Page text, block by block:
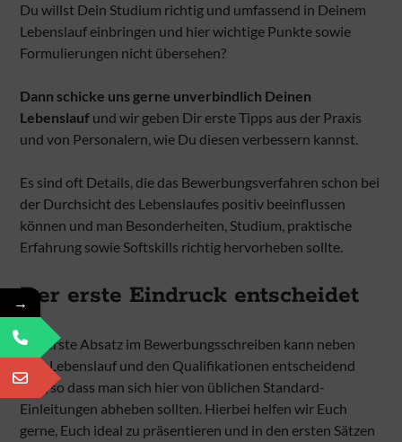
Du willst Dein Studium richtig und umfassend in Deinem
Lebenslauf einbringen und hier wichtige Punkte sowie
Formulierungen nicht übersehen?
Dann schicke uns gerne unverbindlich Deinen
Lebenslauf und wir geben Dir erste Tipps aus der Praxis
und von Personalern, wie Du diesen verbessern kannst.
Es sind oft Details, die das Bewerbungsverfahren schon bei
der Durchsicht des Lebenslaufes positiv beeinflussen
können und man Besonderheiten, Studium, praktische
Erfahrung sowie Softskills richtig hervorheben sollte.
Der erste Eindruck entscheidet
Der erste Absatz im Bewerbungsschreiben kann neben
dem Lebenslauf und den Qualifikationen entscheidend
sein, so dass man sich hier von üblichen Standard-
Einleitungen abheben sollten. Hierbei helfen wir Euch
gerne, Euch ideal zu präsentieren und in den ersten Sätzen
→